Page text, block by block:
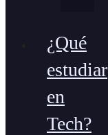
¿Qué
estudiar
en
Tech?